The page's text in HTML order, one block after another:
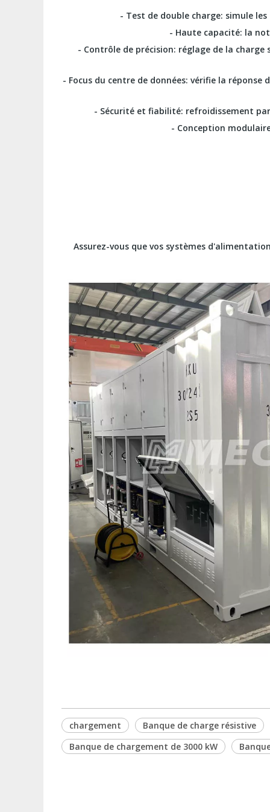
- Test de double charge: simule
- Haute capacité: la
- Contrôle de précision: réglage de la
- Focus du centre de données: vérifie la
- Sécurité et fiabilité: refroidissement
- Conception
Assurez-vous que vos systèmes
chargement
Banque de charge résistive
Banque de chargement de 3000 kW